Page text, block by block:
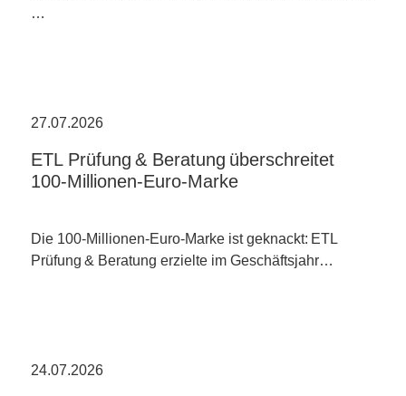
…
27.07.2026
ETL Prüfung & Beratung überschreitet
100-Millionen-Euro-Marke
Die 100-Millionen-Euro-Marke ist geknackt: ETL
Prüfung & Beratung erzielte im Geschäftsjahr…
24.07.2026